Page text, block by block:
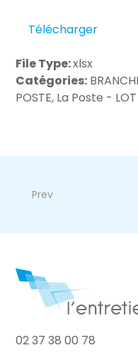
Télécharger
File Type:xlsx
Catégories:
POSTE, La Poste -
Prev
02 37 38 00 78